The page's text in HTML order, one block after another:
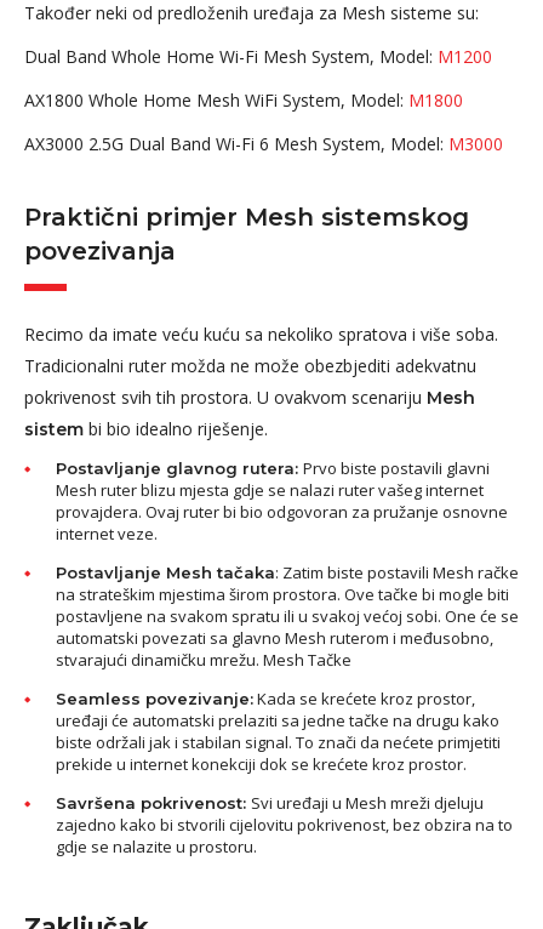
Također neki od predloženih uređaja za Mesh sisteme su:
Dual Band Whole Home Wi-Fi Mesh System, Model: M1200
AX1800 Whole Home Mesh WiFi System, Model: M1800
AX3000 2.5G Dual Band Wi-Fi 6 Mesh System, Model: M3000
Praktični primjer Mesh sistemskog
povezivanja
Recimo da imate veću kuću sa nekoliko spratova i više soba.
Tradicionalni ruter možda ne može obezbjediti adekvatnu
pokrivenost svih tih prostora. U ovakvom scenariju Mesh
sistem bi bio idealno riješenje.
Postavljanje glavnog rutera: Prvo biste postavili glavni
Mesh ruter blizu mjesta gdje se nalazi ruter vašeg internet
provajdera. Ovaj ruter bi bio odgovoran za pružanje osnovne
internet veze.
Postavljanje Mesh tačaka: Zatim biste postavili Mesh račke
na strateškim mjestima širom prostora. Ove tačke bi mogle biti
postavljene na svakom spratu ili u svakoj većoj sobi. One će se
automatski povezati sa glavno Mesh ruterom i međusobno,
stvarajući dinamičku mrežu. Mesh Tačke
Seamless povezivanje:Kada se krećete kroz prostor,
uređaji će automatski prelaziti sa jedne tačke na drugu kako
biste održali jak i stabilan signal. To znači da nećete primjetiti
prekide u internet konekciji dok se krećete kroz prostor.
Savršena pokrivenost: Svi uređaji u Mesh mreži djeluju
zajedno kako bi stvorili cijelovitu pokrivenost, bez obzira na to
gdje se nalazite u prostoru.